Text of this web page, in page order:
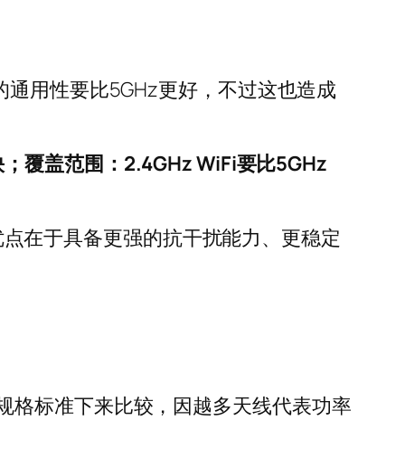
用性要比5GHz更好，不过这也造成
覆盖范围：2.4GHz WiFi要比5GHz
在于具备更强的抗干扰能力、更稳定
格标准下来比较，因越多天线代表功率